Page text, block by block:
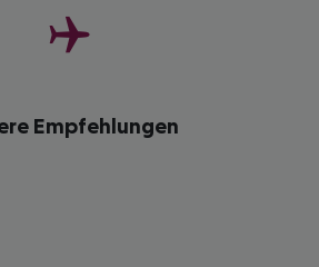
Empfehlungen